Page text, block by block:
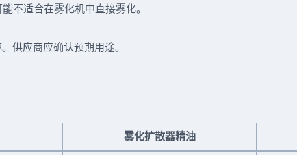
不适合在雾化机中直接雾化。
供应商应确认预期用途。
雾化扩散器精油